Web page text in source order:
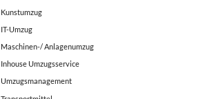
Kunstumzug
IT-Umzug
Maschinen-/ Anlagenumzug
Inhouse Umzugsservice
Umzugsmanagement